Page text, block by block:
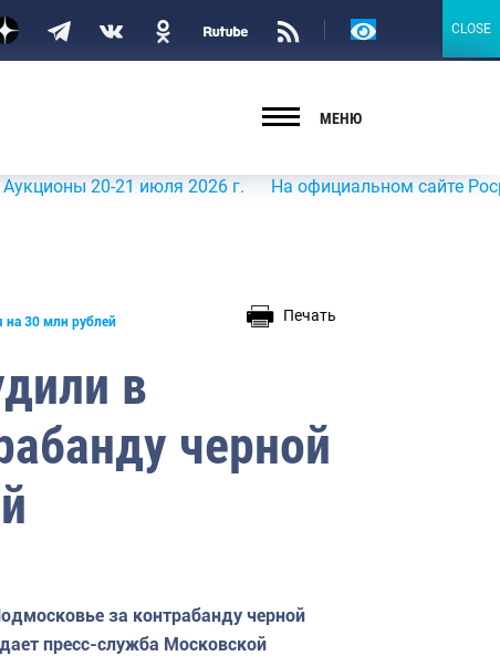
Версия
МЕНЮ
20-21 июля 2026 г. На официальном сайте
на 30 млн рублей
Печать
в
черной
за контрабанду черной
пресс-служба Московской
CLOSE
CLOSE